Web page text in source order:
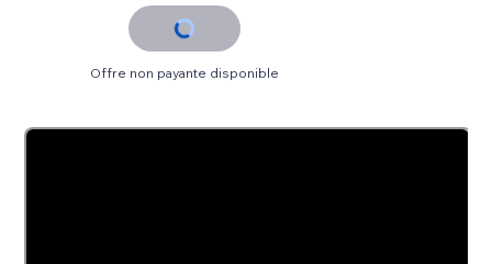
Offre non payante disponible